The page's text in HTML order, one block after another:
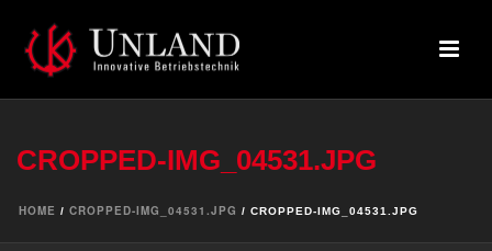
CROPPED-IMG_04531.JPG
HOME / CROPPED-IMG_04531.JPG / CROPPED-IMG_04531.JPG